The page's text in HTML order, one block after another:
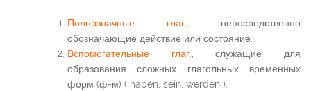
Полнозначные глаг., непосредственно
обозначающие действие или состояние.
Вспомогательные глаг., служащие для
образования сложных глагольных временных
форм (ф-м) ( haben, sein, werden ).